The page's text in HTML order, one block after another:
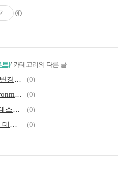
트)' 카테고리의 다른 글
SpringBoot 3.x에서 Security변경사항
(0)
SpringBoot Intellij에서 Environment Variable을 application.yml에 넣기
(0)
@WebMvcTest로 Controller테스트 하기
(0)
Swagger에서 Jwt Token으로 테스트 하기
(0)